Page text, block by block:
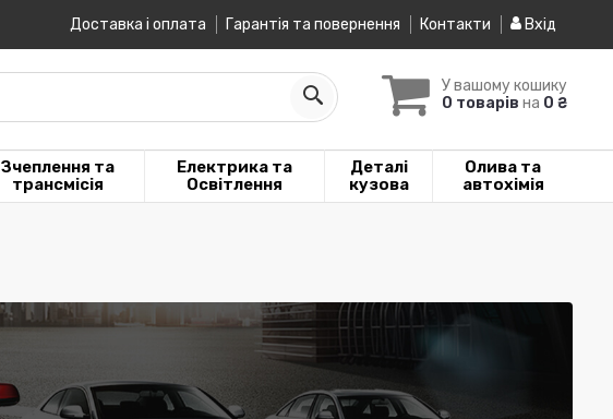
Доставка і оплата Гарантія та повернення Контакти Вхід
У вашому кошику
0 товарів на 0 ₴
Зчеплення та
трансмісія
Електрика та
Освітлення
Деталі
кузова
Олива та
автохімія